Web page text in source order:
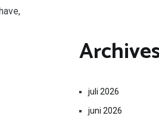
juli 2026
juni 2026